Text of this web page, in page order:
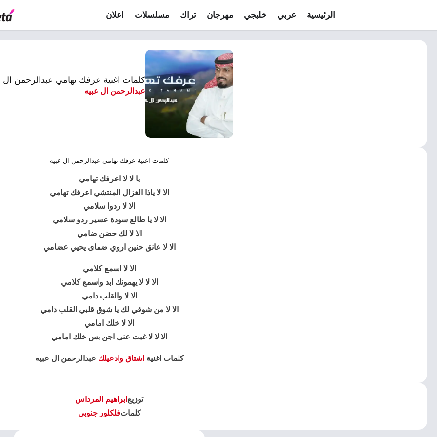
الرئيسية عربي خليجي مهرجان تراك مسلسلات اعلان
كلمات اغنية عرفك تهامي عبدالرحمن ال
عبدالرحمن ال عبيه
كلمات اغنية عرفك تهامي عبدالرحمن ال عبيه
يا لا لا اعرفك تهامي
الا لا ياذا الغزال المنتشي اعرفك تهامي
الا لا ردوا سلامي
الا لا يا طالع سودة عسير ردو سلامي
الا لا لك حضن ضامي
الا لا عانق حنين اروي ضماى يحيي عضامي
الا لا اسمع كلامي
الا لا لا يهمونك ابد واسمع كلامي
الا لا والقلب دامي
الا لا من شوقي لك يا شوق قلبي القلب دامي
الا لا خلك امامي
الا لا لا غبت عنى اجن بس خلك امامي
كلمات اغنية اشتاق وادعيلك عبدالرحمن ال عبيه
توزيع ابراهيم المرداس
كلماتفلكلور جنوبي